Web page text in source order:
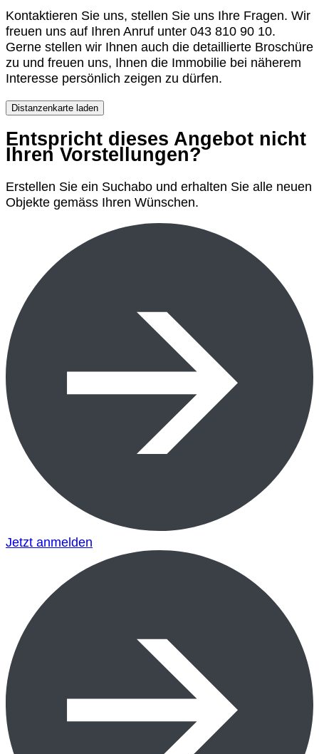
Kontaktieren Sie uns, stellen Sie uns Ihre Fragen. Wir
freuen uns auf Ihren Anruf unter 043 810 90 10.
Gerne stellen wir Ihnen auch die detaillierte Broschüre
zu und freuen uns, Ihnen die Immobilie bei näherem
Interesse persönlich zeigen zu dürfen.
Distanzenkarte laden
Entspricht dieses Angebot nicht
Ihren Vorstellungen?
Erstellen Sie ein Suchabo und erhalten Sie alle neuen
Objekte gemäss Ihren Wünschen.
Jetzt anmelden